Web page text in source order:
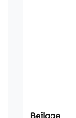
Beilage